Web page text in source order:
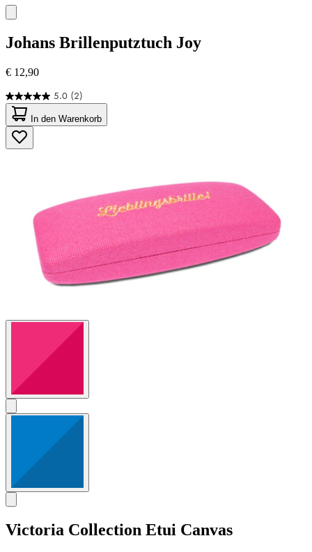
Johans Brillenputztuch Joy
€ 12,90
5.0 (2)
5.0
von
5
Sternen.
2
In den Warenkorb
Victoria Collection Etui Canvas